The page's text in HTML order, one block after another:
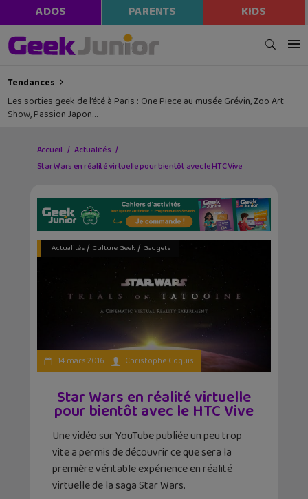
ADOS PARENTS KIDS
Tendances
Les sorties geek de l’été à Paris : One Piece au musée Grévin, Zoo Art
Show, Passion Japon…
Accueil
Actualités
Star Wars en réalité virtuelle pour bientôt avec le HTC Vive
Actualités/ Culture Geek / Gadgets
14 mars 2016 Christophe Coquis
Star Wars en réalité virtuelle
pour bientôt avec le HTC Vive
Une vidéo sur YouTube publiée un peu trop
vite a permis de découvrir ce que sera la
première véritable expérience en réalité
virtuelle de la saga Star Wars.